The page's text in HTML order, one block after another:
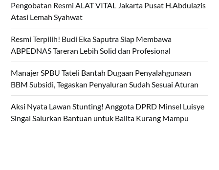
Pengobatan Resmi ALAT VITAL Jakarta Pusat H.Abdulazis
Atasi Lemah Syahwat
Resmi Terpilih! Budi Eka Saputra Siap Membawa
ABPEDNAS Tareran Lebih Solid dan Profesional
Manajer SPBU Tateli Bantah Dugaan Penyalahgunaan
BBM Subsidi, Tegaskan Penyaluran Sudah Sesuai Aturan
Aksi Nyata Lawan Stunting! Anggota DPRD Minsel Luisye
Singal Salurkan Bantuan untuk Balita Kurang Mampu